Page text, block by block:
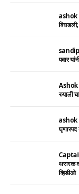
ashok
बिघडली;
पवार
Ashok
रुपाली
ashok
थरारक
व्हिडीओ